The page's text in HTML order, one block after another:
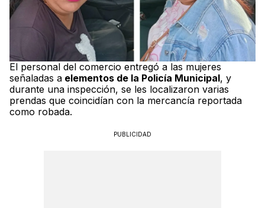
El personal del comercio entregó a las mujeres
señaladas a elementos de la Policía Municipal, y
durante una inspección, se les localizaron varias
prendas que coincidían con la mercancía reportada
como robada.
PUBLICIDAD